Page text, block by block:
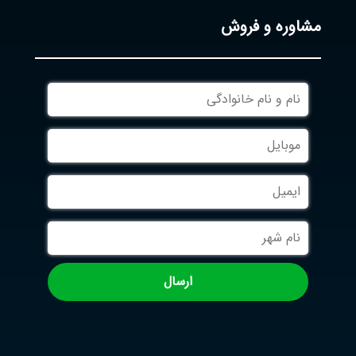
مشاوره و فروش
نام
و
نام
خانوادگی
موبایل
ایمیل
نام
شهر